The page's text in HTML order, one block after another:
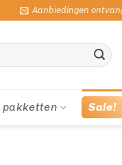
Aanbiedingen
pakketten Sale!